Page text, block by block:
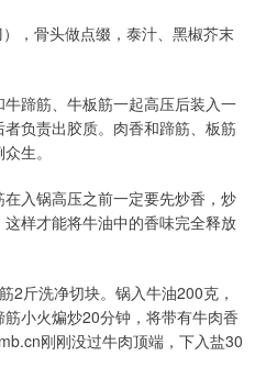
，骨头做点缀，泰汁、黑椒芥末
蹄筋、牛板筋一起高压后装入一
负责出胶质。肉香和蹄筋、板筋
生。
入锅高压之前一定要先炒香，炒
样才能将牛油中的香味完全释放
2斤洗净切块。锅入牛油200克，
小火煸炒20分钟，将带有牛肉香
刚刚没过牛肉顶端，下入盐30